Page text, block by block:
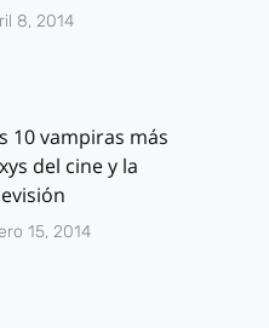
8, 2014
10 vampiras más
del cine y la
15, 2014